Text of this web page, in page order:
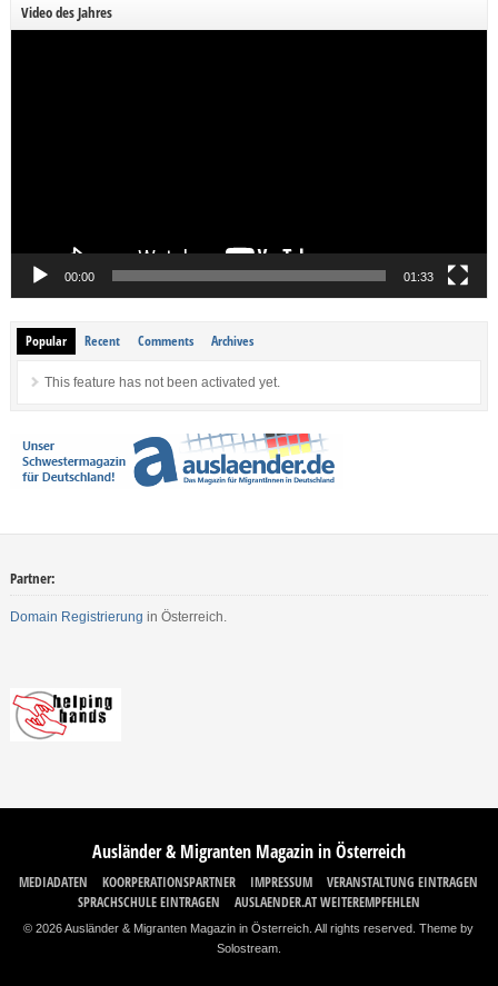
Video des Jahres
00:00 01:33
Popular Recent Comments Archives
This feature has not been activated yet.
Partner:
Domain Registrierung in Österreich.
Ausländer & Migranten Magazin in Österreich
MEDIADATEN KOORPERATIONSPARTNER IMPRESSUM
VERANSTALTUNG EINTRAGEN
SPRACHSCHULE EINTRAGEN
AUSLAENDER.AT WEITEREMPFEHLEN
© 2026 Ausländer & Migranten Magazin in Österreich. All rights reserved.Theme by
Solostream.